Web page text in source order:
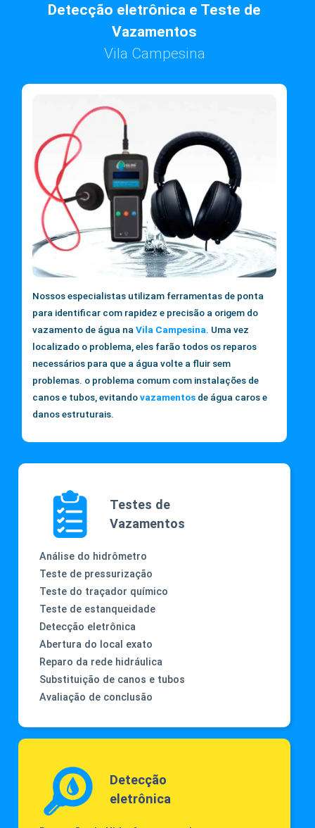
Detecção eletrônica e Teste de
Vazamentos
Vila Campesina
Nossos especialistas utilizam ferramentas de ponta
para identificar com rapidez e precisão a origem do
vazamento de água naVila Campesina. Uma vez
localizado o problema, eles farão todos os reparos
necessários para que a água volte a fluir sem
problemas. o problema comum com instalações de
canos e tubos, evitandovazamentos de água caros e
danos estruturais.
Testes de
Vazamentos
Análise do hidrômetro
Teste de pressurização
Teste do traçador químico
Teste de estanqueidade
Detecção eletrônica
Abertura do local exato
Reparo da rede hidráulica
Substituição de canos e tubos
Avaliação de conclusão
Detecção
eletrônica